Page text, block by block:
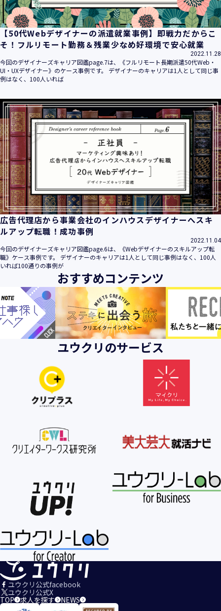
【50代Webデザイナーの派遣就業事例】即戦力だからこ
そ！フルリモート勤務＆残業少なめ好環境で安心就業
2022.11.28
今回のデザイナーズキャリア図鑑page.7は、《フルリモート長期派遣50代Web・
UI・UXデザイナー》のケース事例です。 デザイナーのキャリアは1人として同じ事
例はなく、100人いれば
広告代理店から事業会社のインハウスデザイナーへスキ
ルアップ転職！成功事例
2022.11.04
今回のデザイナーズキャリア図鑑page.6は、《Webデザイナーのスキルアップ転
職》ケース事例です。 デザイナーのキャリアは1人として同じ事例はなく、100人
いれば100通りの事例が
おすすめコンテンツ
ユウクリのサービス
ユウクリ公式facebook
ユウクリ公式X
TOP 求人を探す NEWS